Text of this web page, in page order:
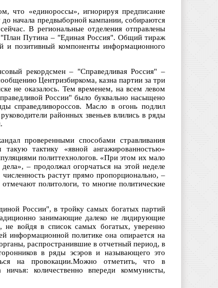
что «единороссы», игнорируя предписание
начала предвыборной кампании, собираются
В региональные отделения отправлены
Путина – "Единая Россия". Общий тираж
и позитивный компоненты информационного
рекордсмен – "Справедливая Россия" –
Центризбиркома, казна партии за три
не оказалось. Тем временем, на всем левом
России" было буквально насыщено
справедливороссов. Масло в огонь подлил
районных звеньев влились в ряды
проверенными способами стравливания
тактику «явной ангажированностью»
политтехнологов. «При этом их мало
– продолжал огорчаться на этой неделе
растут прямо пропорционально, –
политологи, то многие политические
России", в тройку самых богатых партий
занимающие далеко не лидирующие
войдя в список самых богатых, уверенно
информационной политике она опирается на
распространившие в отчетный период, в
в ряды эсэров и называющего это
на провокации.Можно отметить, что в
количественно впереди коммунисты,